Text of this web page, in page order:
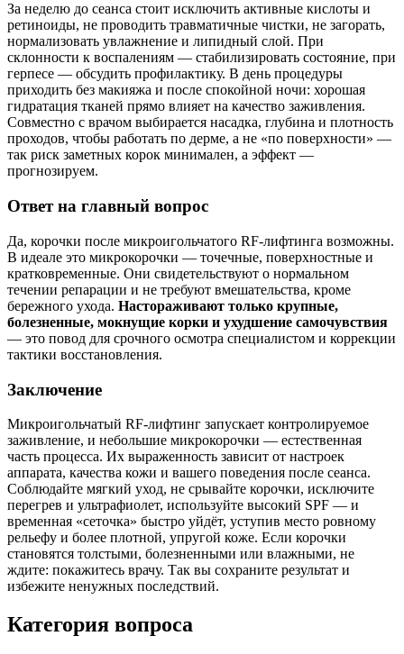
За неделю до сеанса стоит исключить активные кислоты и
ретиноиды, не проводить травматичные чистки, не загорать,
нормализовать увлажнение и липидный слой. При
склонности к воспалениям — стабилизировать состояние, при
герпесе — обсудить профилактику. В день процедуры
приходить без макияжа и после спокойной ночи: хорошая
гидратация тканей прямо влияет на качество заживления.
Совместно с врачом выбирается насадка, глубина и плотность
проходов, чтобы работать по дерме, а не «по поверхности» —
так риск заметных корок минимален, а эффект —
прогнозируем.
Ответ на главный вопрос
Да, корочки после микроигольчатого RF‑лифтинга возможны.
В идеале это микрокорочки — точечные, поверхностные и
кратковременные. Они свидетельствуют о нормальном
течении репарации и не требуют вмешательства, кроме
бережного ухода. Настораживают только крупные,
болезненные, мокнущие корки и ухудшение самочувствия
— это повод для срочного осмотра специалистом и коррекции
тактики восстановления.
Заключение
Микроигольчатый RF‑лифтинг запускает контролируемое
заживление, и небольшие микрокорочки — естественная
часть процесса. Их выраженность зависит от настроек
аппарата, качества кожи и вашего поведения после сеанса.
Соблюдайте мягкий уход, не срывайте корочки, исключите
перегрев и ультрафиолет, используйте высокий SPF — и
временная «сеточка» быстро уйдёт, уступив место ровному
рельефу и более плотной, упругой коже. Если корочки
становятся толстыми, болезненными или влажными, не
ждите: покажитесь врачу. Так вы сохраните результат и
избежите ненужных последствий.
Категория вопроса